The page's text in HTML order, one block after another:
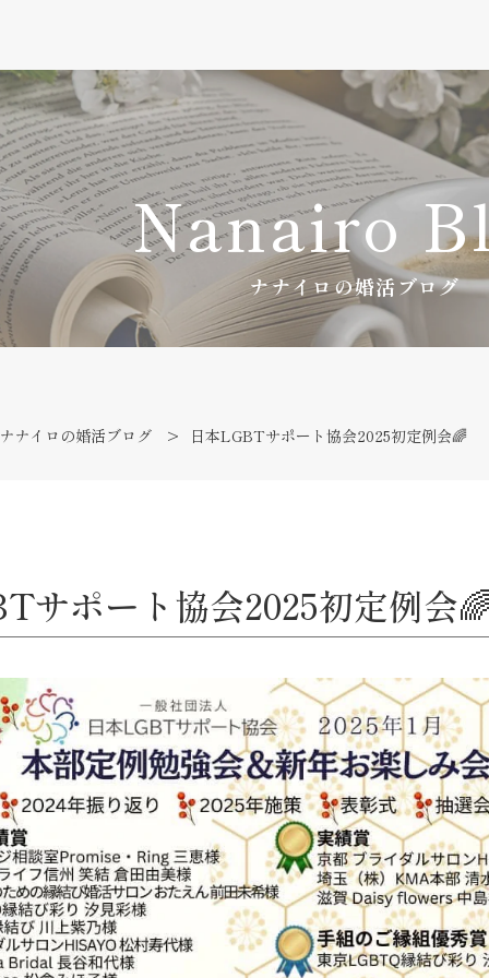
Nanairo
ナナイロの婚活ブログ
ナナイロの婚活ブログ 日本LGBTサポート協会2025初定例会🌈
サポート協会2025初定例会